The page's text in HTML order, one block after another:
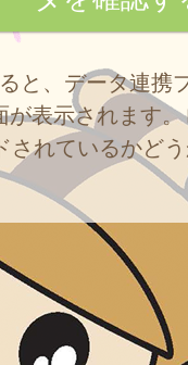
と、データ連携
表示されます
されているかど